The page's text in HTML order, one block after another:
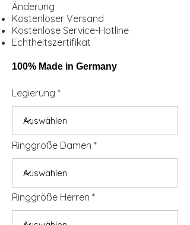
Änderung
Kostenloser Versand
Kostenlose Service-Hotline
Echtheitszertifikat
100% Made in Germany
Legierung
Ringgröße Damen
Ringgröße Herren